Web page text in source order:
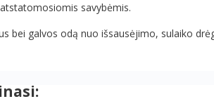
savybėmis.
bei galvos odą nuo išsausėjimo, sulaiko